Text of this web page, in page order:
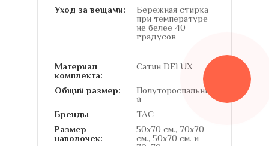
Уход за вещами:
Бережная стирка
при температуре
не белее 40
градусов
Материал
комплекта:
Сатин DELUX
Общий размер:
Полутороспальны
й
Бренды
TAC
Размер
наволочек:
50х70 см., 70х70
см., 50х70 см. и